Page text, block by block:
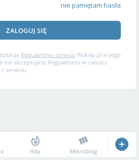
nie pamiętam hasła
ZALOGUJ SIĘ
Regulaminu serwisu Wykop.pl w jego
akceptujesz Regulaminu w całości,
serwisu.
Hity Mikroblog